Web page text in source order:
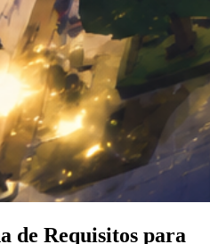
de Requisitos para